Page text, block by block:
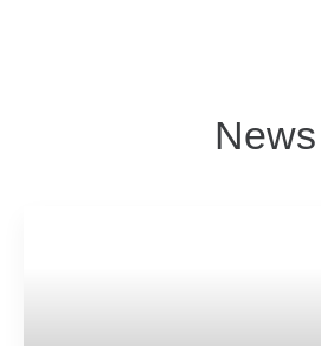
News